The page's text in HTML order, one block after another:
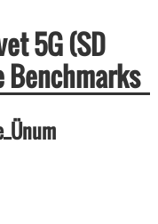
5G (SD
Benchmarks